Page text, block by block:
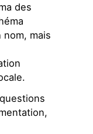
des
nom, mais